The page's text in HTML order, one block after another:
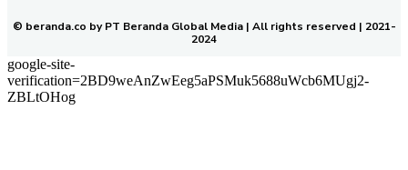
© beranda.co by PT Beranda Global Media | All rights reserved | 2021-
2024
google-site-
verification=2BD9weAnZwEeg5aPSMuk5688uWcb6MUgj2-
ZBLtOHog